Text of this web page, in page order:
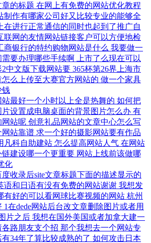
的标题 在网上有免费的网站优化教程
制作有哪家公司好又比较专业的能够全
在进行正常通信的同时也起到了推广自
联网的友情网站链接客户可以方便地检
商银行的特约购物网站是什么 我要做一
要办理哪些手续啊
上市了么现在可以
中文版下载网站要 365杯第26界上海市
么上传至大赛官方网站的 做一个家具
钱
最好一个小时以上全是热舞的 如何把
设置成电脑桌面的背景图片怎么办 有
网站呢 创意礼品网站的文章中心怎么写
网站靠谱 求一个好的摄影网站要有作品
凡科自助建站 怎么提高网站人气 在网站
建设哪一个更重要 网站上线前该做哪
化
收录后site文章标题下面的描述显示的
语和日语有没有免费的网站谢谢 我想发
有好的可以看网球比赛视频的网站 杭州
1在dede网站后台改文章删除图片或者用
片之后 我想在国外美国或者加拿大建一
路朋友支个招 那个我想去一个网站专
34年了算比较成熟的了 如何攻击日本